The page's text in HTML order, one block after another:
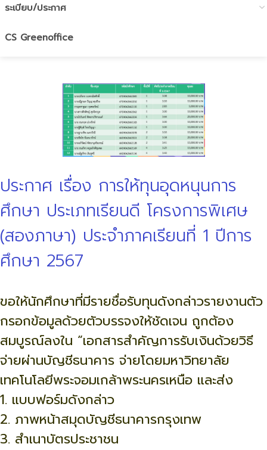
ระเบียบ/ประกาศ
CS Greenoffice
ประกาศ เรื่อง การให้ทุนอุดหนุนการ
ศึกษา ประเภทเรียนดี โครงการพิเศษ
(สองภาษา) ประจำภาคเรียนที่ 1 ปีการ
ศึกษา 2567
ขอให้นักศึกษาที่มีรายชื่อรับทุนดังกล่าวรายงานตัว
กรอกข้อมูลด้วยตัวบรรจงให้ชัดเจน ถูกต้อง
สมบูรณ์ลงใน “เอกสารสำคัญการรับเงินด้วยวิธี
จ่ายผ่านบัญชีธนาคาร จ่ายโดยมหาวิทยาลัย
เทคโนโลยีพระจอมเกล้าพระนครเหนือ และส่ง
1. แบบฟอร์มดังกล่าว
2. ภาพหน้าสมุดบัญชีธนาคารกรุงเทพ
3. สำเนาบัตรประชาชน